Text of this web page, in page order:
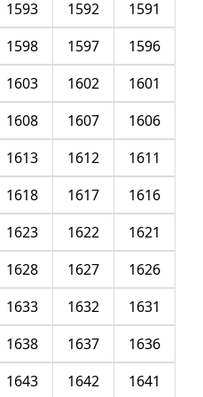
1591
1592
1593
1596
1597
1598
1601
1602
1603
1606
1607
1608
1611
1612
1613
1616
1617
1618
1621
1622
1623
1626
1627
1628
1631
1632
1633
1636
1637
1638
1641
1642
1643